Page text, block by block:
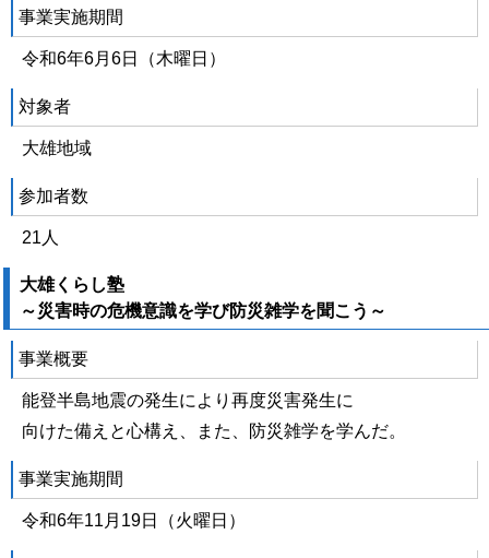
事業実施期間
令和6年6月6日（木曜日）
対象者
大雄地域
参加者数
21人
大雄くらし塾
～災害時の危機意識を学び防災雑学を聞こう～
事業概要
能登半島地震の発生により再度災害発生に
向けた備えと心構え、また、防災雑学を学んだ。
事業実施期間
令和6年11月19日（火曜日）